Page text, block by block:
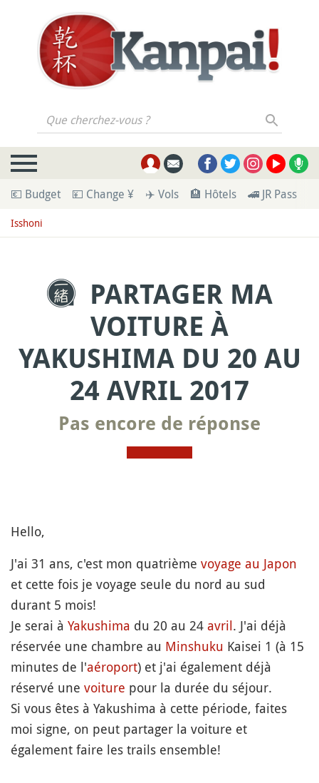
Que cherchez-vous ?
💶 Budget 💴 Change ¥ ✈️ Vols 🏨 Hôtels 🚄 JR Pass
Isshoni
PARTAGER MA
VOITURE À
YAKUSHIMA DU 20 AU
24 AVRIL 2017
Pas encore de réponse
Hello,
J'ai 31 ans, c'est mon quatrième voyage au Japon
et cette fois je voyage seule du nord au sud
durant 5 mois!
Je serai à Yakushima du 20 au 24 avril. J'ai déjà
réservée une chambre au Minshuku Kaisei 1 (à 15
minutes de l'aéroport) et j'ai également déjà
réservé une voiture pour la durée du séjour.
Si vous êtes à Yakushima à cette période, faites
moi signe, on peut partager la voiture et
également faire les trails ensemble!